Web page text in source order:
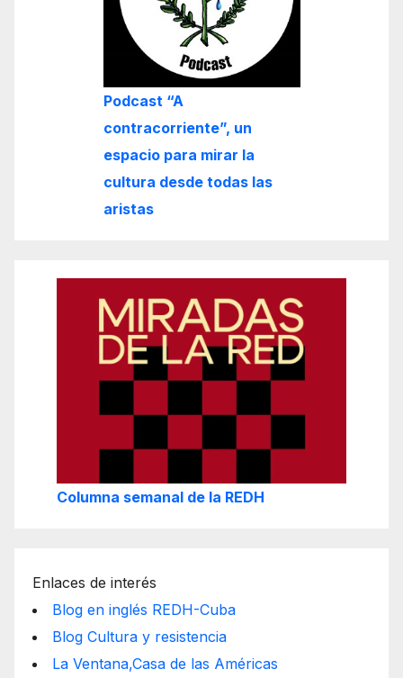
Podcast “A
contracorriente”, un
espacio para mirar la
cultura desde todas las
aristas
Columna semanal de la REDH
Enlaces de interés
Blog en inglés REDH-Cuba
Blog Cultura y resistencia
La Ventana,Casa de las Américas